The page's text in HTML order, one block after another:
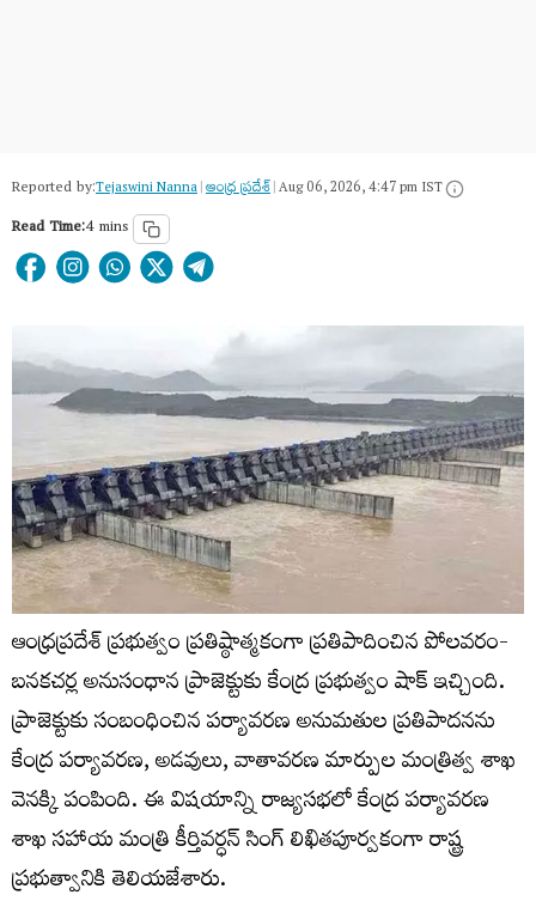
Reported by:Tejaswini Nanna|ఆంధ్ర ప్రదేశ్|Aug 06, 2026, 4:47 pm IST
Read Time:4 mins
ఆంధ్రప్రదేశ్ ప్రభుత్వం ప్రతిష్ఠాత్మకంగా ప్రతిపాదించిన పోలవరం-
బనకచర్ల అనుసంధాన ప్రాజెక్టుకు కేంద్ర ప్రభుత్వం షాక్ ఇచ్చింది.
ప్రాజెక్టుకు సంబంధించిన పర్యావరణ అనుమతుల ప్రతిపాదనను
కేంద్ర పర్యావరణ, అడవులు, వాతావరణ మార్పుల మంత్రిత్వ శాఖ
వెనక్కి పంపింది. ఈ విషయాన్ని రాజ్యసభలో కేంద్ర పర్యావరణ
శాఖ సహాయ మంత్రి కీర్తివర్ధన్ సింగ్ లిఖితపూర్వకంగా రాష్ట్ర
ప్రభుత్వానికి తెలియజేశారు.